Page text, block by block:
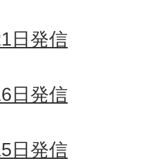
日発信
日発信
日発信